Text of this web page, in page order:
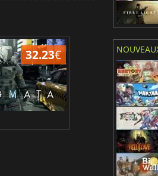
32.23€
Total War